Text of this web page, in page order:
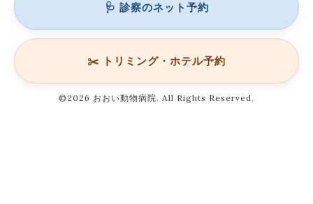
🩺 診察のネット予約
✂️ トリミング・ホテル予約
©2026 おおい動物病院. All Rights Reserved.